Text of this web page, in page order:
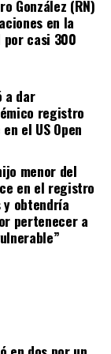
de Fernando
más
de su hijo
invitada en
aún no tiene
donde
esperan
el dinero y,
por
Ross.
González (RN)
en la
por casi 300
a dar
registro
el US Open
menor del
en el registro
obtendría
pertenecer a